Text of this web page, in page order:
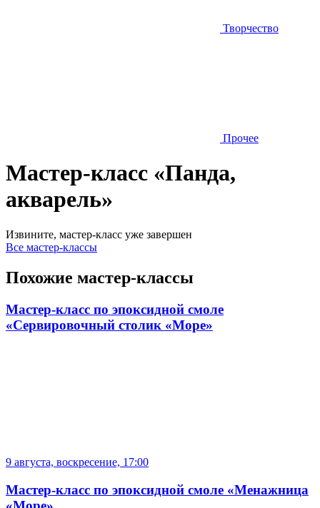
Творчество
Прочее
Мастер-класс «Панда,
акварель»
Извините, мастер-класс уже завершен
Все мастер-классы
Похожие мастер-классы
Мастер-класс по эпоксидной смоле
«Сервировочный столик «Море»
9 августа, воскресение, 17:00
Мастер-класс по эпоксидной смоле «Менажница